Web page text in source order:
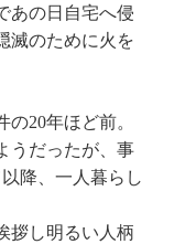
あの日自宅へ侵
滅のために火を
20年ほど前。
うだったが、事
降、一人暮らし
拶し明るい人柄